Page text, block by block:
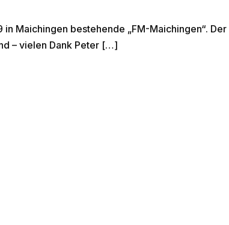
Maichingen bestehende „FM-Maichingen“.
– vielen Dank Peter […]